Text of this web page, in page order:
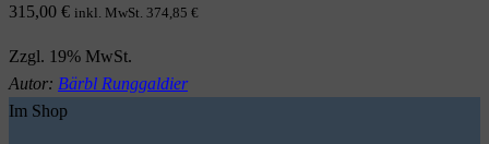
315,00 € inkl. MwSt. 374,85 €
Zzgl. 19% MwSt.
Autor: Bärbl Runggaldier
Im Shop